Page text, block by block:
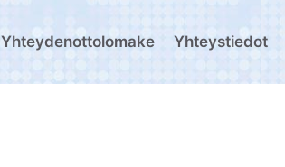
Yhteydenottolomake Yhteystiedot